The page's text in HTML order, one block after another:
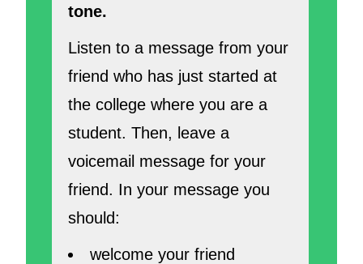
tone.
Listen to a message from your
friend who has just started at
the college where you are a
student. Then, leave a
voicemail message for your
friend. In your message you
should:
welcome your friend